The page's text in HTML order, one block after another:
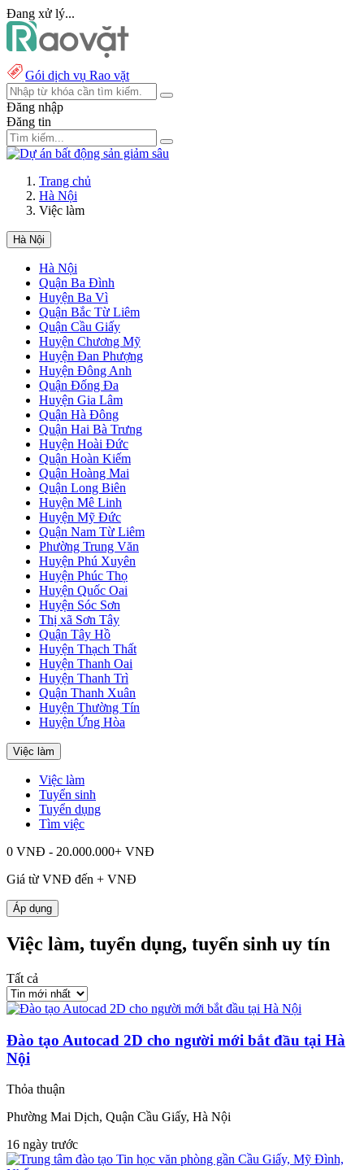
Đang xử lý...
Gói dịch vụ Rao vặt
Đăng nhập
Đăng tin
Trang chủ
Hà Nội
Việc làm
Hà Nội
Hà Nội
Quận Ba Đình
Huyện Ba Vì
Quận Bắc Từ Liêm
Quận Cầu Giấy
Huyện Chương Mỹ
Huyện Đan Phượng
Huyện Đông Anh
Quận Đống Đa
Huyện Gia Lâm
Quận Hà Đông
Quận Hai Bà Trưng
Huyện Hoài Đức
Quận Hoàn Kiếm
Quận Hoàng Mai
Quận Long Biên
Huyện Mê Linh
Huyện Mỹ Đức
Quận Nam Từ Liêm
Phường Trung Văn
Huyện Phú Xuyên
Huyện Phúc Thọ
Huyện Quốc Oai
Huyện Sóc Sơn
Thị xã Sơn Tây
Quận Tây Hồ
Huyện Thạch Thất
Huyện Thanh Oai
Huyện Thanh Trì
Quận Thanh Xuân
Huyện Thường Tín
Huyện Ứng Hòa
Việc làm
Việc làm
Tuyển sinh
Tuyển dụng
Tìm việc
0 VNĐ - 20.000.000+ VNĐ
Giá từ VNĐ đến + VNĐ
Áp dụng
Việc làm, tuyển dụng, tuyển sinh uy tín
Tất cả
Đào tạo Autocad 2D cho người mới bắt đầu tại Hà
Nội
Thỏa thuận
Phường Mai Dịch, Quận Cầu Giấy, Hà Nội
16 ngày trước